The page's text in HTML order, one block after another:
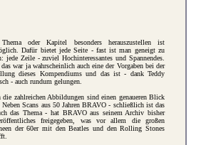
oder Kapitel besonders herauszustellen ist
Dafür bietet jede Seite - fast ist man geneigt zu
jede Zeile - zuviel Hochinteressantes und Spannendes.
das war ja wahrscheinlich auch eine der Vorgaben bei der
dieses Kompendiums und das ist - dank Teddy
- auch rundum gelungen.
die zahlreichen Abbildungen sind einen genaueren Blick
Neben Scans aus 50 Jahren BRAVO - schließlich ist das
das Thema - hat BRAVO aus seinem Archiv bisher
freigegeben, was vor allem die großen
der 60er mit den Beatles und den Rolling Stones